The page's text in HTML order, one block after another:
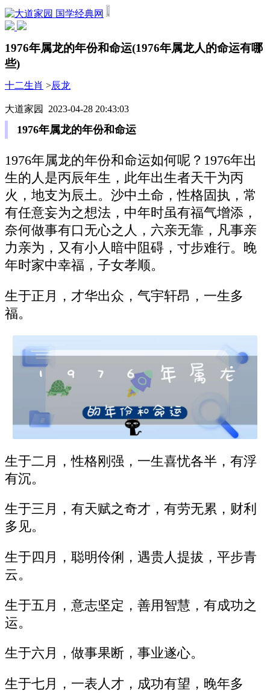
国学经典网
1976年属龙的年份和命运(1976年属龙人的命运有哪
些)
十二生肖 >辰龙
大道家园 2023-04-28 20:43:03
1976年属龙的年份和命运
1976年属龙的年份和命运如何呢？1976年出
生的人是丙辰年生，此年出生者天干为丙
火，地支为辰土。沙中土命，性格固执，常
有任意妄为之想法，中年时虽有福气增添，
奈何做事有口无心之人，六亲无靠，凡事亲
力亲为，又有小人暗中阻碍，寸步难行。晚
年时家中幸福，子女孝顺。
生于正月，才华出众，气宇轩昂，一生多
福。
生于二月，性格刚强，一生喜忧各半，有浮
有沉。
生于三月，有天赋之奇才，有劳无累，财利
多见。
生于四月，聪明伶俐，遇贵人提拔，平步青
云。
生于五月，意志坚定，善用智慧，有成功之
运。
生于六月，做事果断，事业遂心。
生于七月，一表人才，成功有望，晚年多